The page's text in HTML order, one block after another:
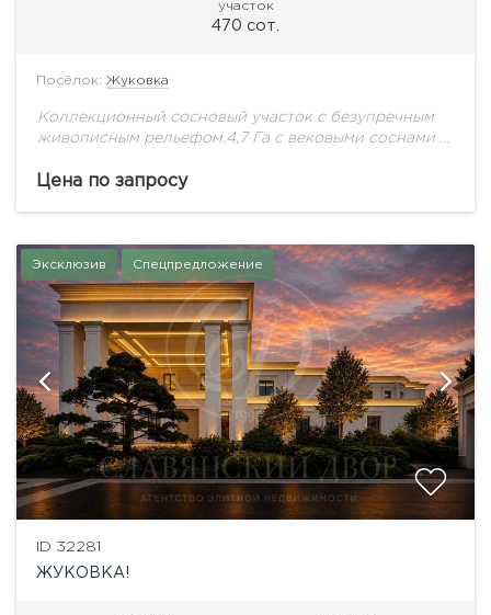
участок
470 сот.
Посёлок: Жуковка
Коллекционный сосновый участок с безупречным
живописным рельефом.4,7 Га с вековыми соснами -
Цена по запросу
Эксклюзив Спецпредложение
ID 32281
ЖУКОВКА!